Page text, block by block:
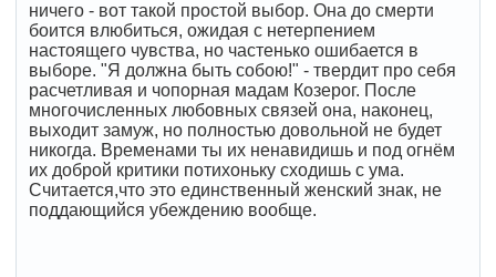
ничего - вот такой простой выбор. Она до смерти
боится влюбиться, ожидая с нетерпением
настоящего чувства, но частенько ошибается в
выборе. "Я должна быть собою!" - твердит про себя
расчетливая и чопорная мадам Козерог. После
многочисленных любовных связей она, наконец,
выходит замуж, но полностью довольной не будет
никогда. Временами ты их ненавидишь и под огнём
их доброй критики потихоньку сходишь с ума.
Считается,что это единственный женский знак, не
поддающийся убеждению вообще.